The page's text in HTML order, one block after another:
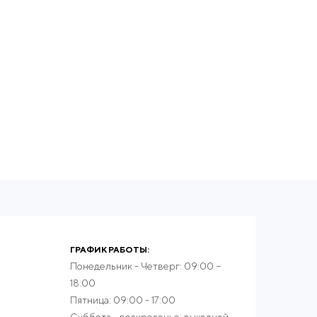
ГРАФИК РАБОТЫ:
Понедельник - Четверг: 09:00 −
18:00
Пятница: 09:00 - 17:00